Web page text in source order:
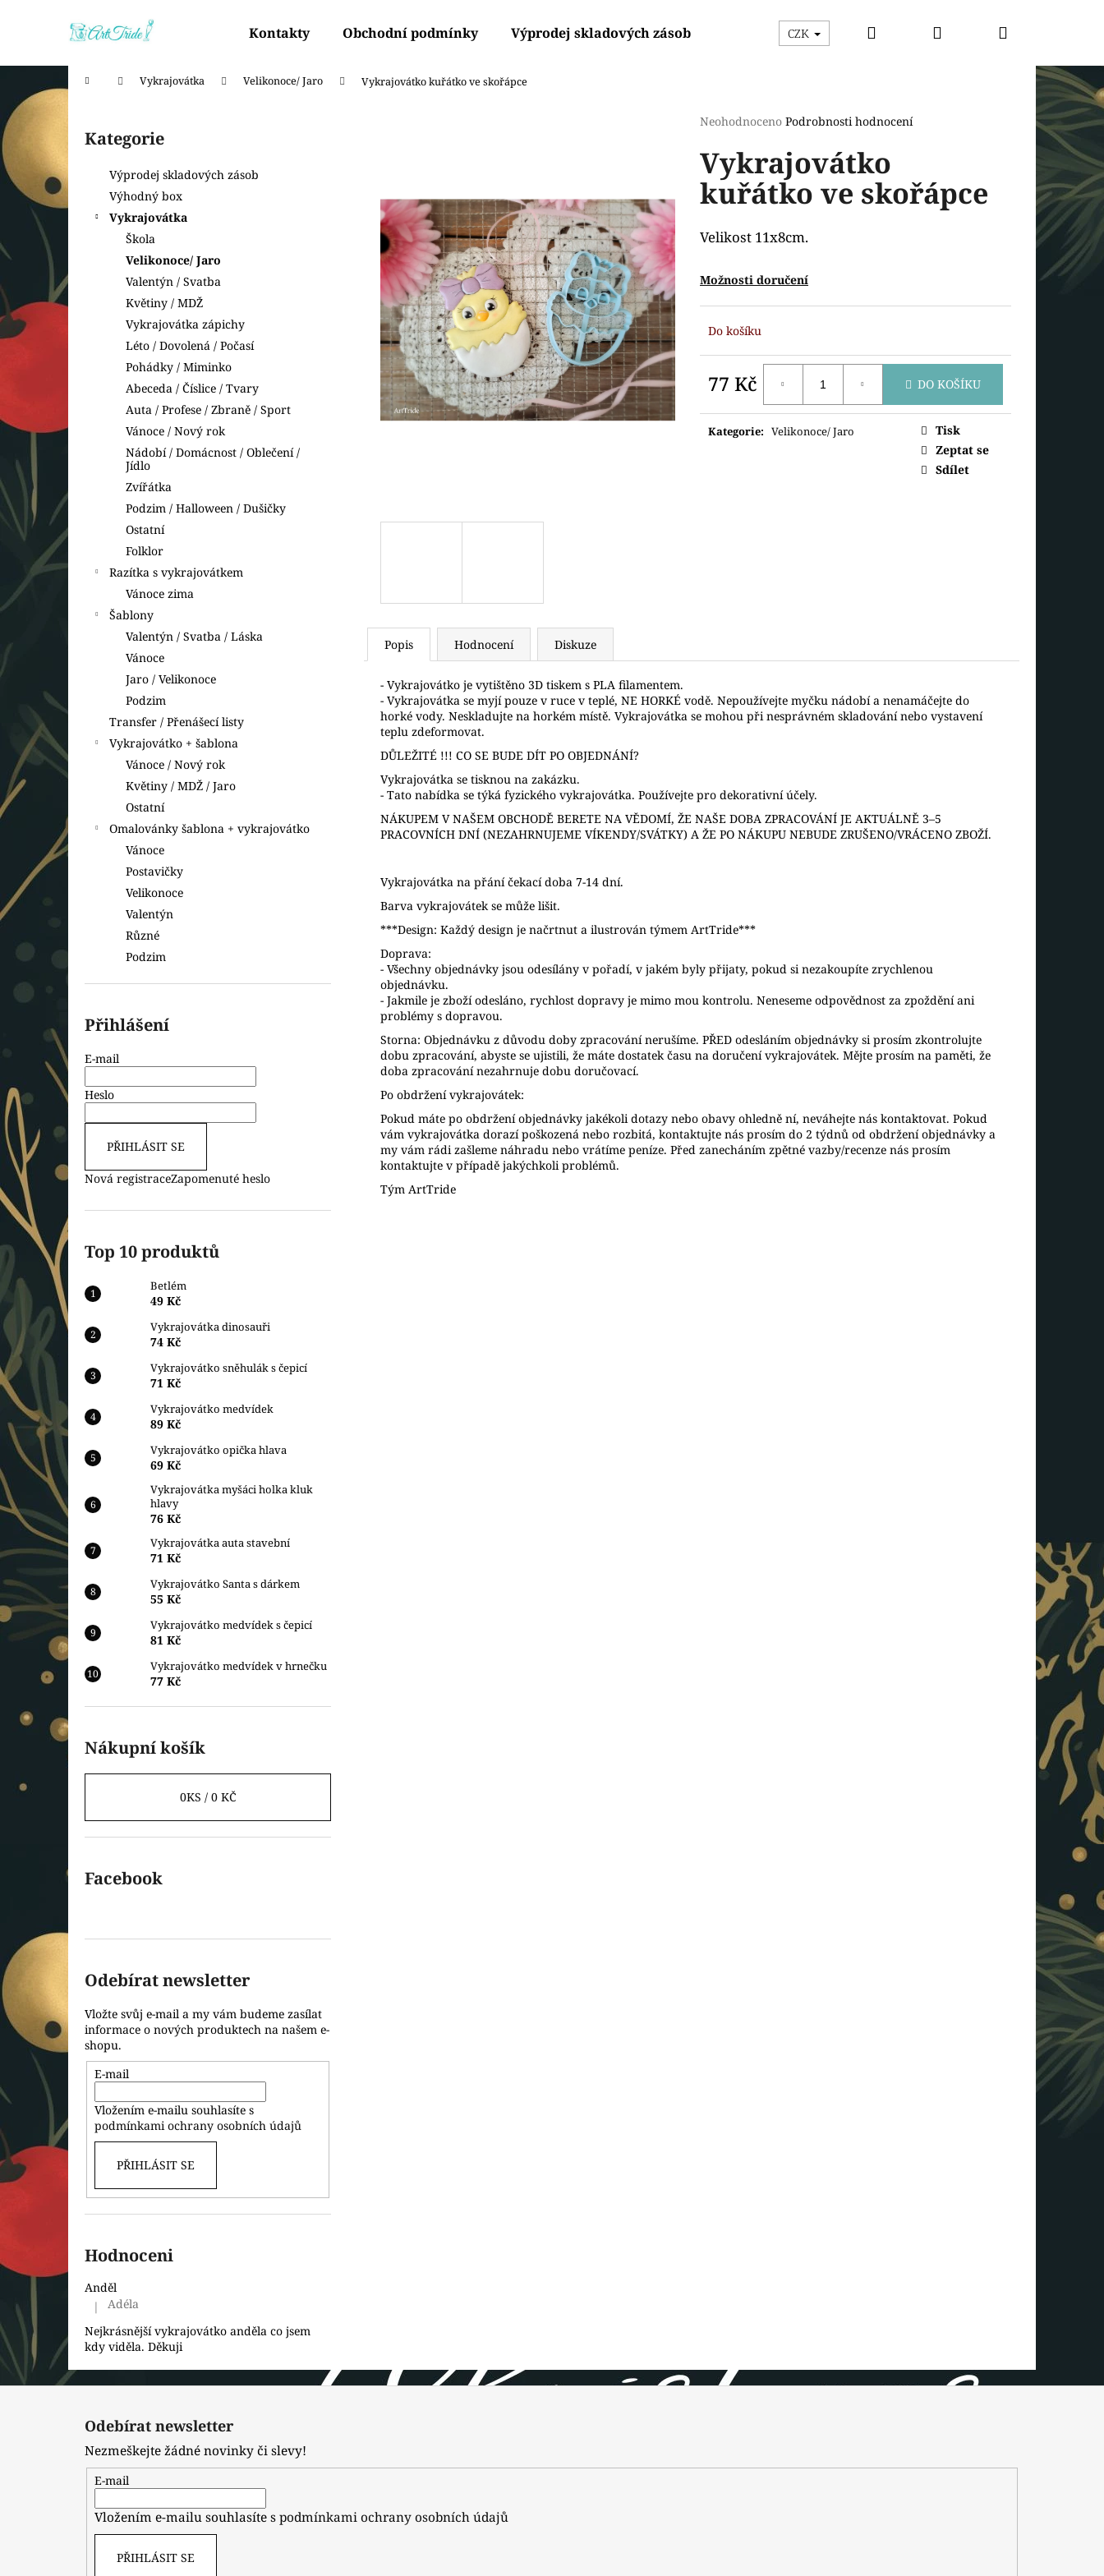
Kontakty Obchodní podmínky Výprodej skladových zásob Výhodný box Vykrajovátka Razítka s
CZK Hledat PřihlášeníNákupní
Domů Vykrajovátka Velikonoce/ Jaro Vykrajovátko kuřátko ve skořápce
t
r
a
í
p
Přeskočit
kategorie
Kategorie
Výprodej skladových zásob
Výhodný box
Vykrajovátka
Škola
Velikonoce/ Jaro
Valentýn / Svatba
Květiny / MDŽ
Vykrajovátka zápichy
Léto / Dovolená / Počasí
Pohádky / Miminko
Abeceda / Číslice / Tvary
Auta / Profese / Zbraně / Sport
Vánoce / Nový rok
Nádobí / Domácnost / Oblečení /
Jídlo
Zvířátka
Podzim / Halloween / Dušičky
Ostatní
Folklor
Razítka s vykrajovátkem
Vánoce zima
Šablony
Valentýn / Svatba / Láska
Vánoce
Jaro / Velikonoce
Podzim
Transfer / Přenášecí listy
Vykrajovátko + šablona
Vánoce / Nový rok
Květiny / MDŽ / Jaro
Ostatní
Omalovánky šablona + vykrajovátko
Vánoce
Postavičky
Velikonoce
Valentýn
Různé
Podzim
Přihlášení
E-mail
Heslo
PŘIHLÁSIT SE
Nová registraceZapomenuté heslo
Top 10 produktů
Betlém
49 Kč
Vykrajovátka dinosauři
74 Kč
Vykrajovátko sněhulák s čepicí
71 Kč
Vykrajovátko medvídek
89 Kč
Vykrajovátko opička hlava
69 Kč
Vykrajovátka myšáci holka kluk
hlavy
76 Kč
Vykrajovátka auta stavební
71 Kč
Vykrajovátko Santa s dárkem
55 Kč
Vykrajovátko medvídek s čepicí
81 Kč
Vykrajovátko medvídek v hrnečku
77 Kč
Nákupní košík
0KS / 0 KČ
Facebook
Odebírat newsletter
Vložte svůj e-mail a my vám budeme zasílat
informace o nových produktech na našem e-
shopu.
E-mail
Vložením e-mailu souhlasíte s
podmínkami ochrany osobních údajů
PŘIHLÁSIT SE
Hodnoceni
Anděl
Hodnocení produktu je 5 z 5 hvězdiček.
|
Adéla
Nejkrásnější vykrajovátko anděla co jsem
kdy viděla. Děkuji
Průměrné
produktu
je
0,0
z
hvězdiček.
Neohodnoceno Podrobnosti hodnocení
Vykrajovátko
kuřátko ve skořápce
Velikost 11x8cm.
Možnosti doručení
Do košíku
77 Kč
cena:
DO KOŠÍKU
Kategorie: Velikonoce/ Jaro
Tisk
Zeptat se
Sdílet
Popis Hodnocení Diskuze
- Vykrajovátko je vytištěno 3D tiskem s PLA filamentem.
- Vykrajovátka se myjí pouze v ruce v teplé, NE HORKÉ vodě. Nepoužívejte myčku nádobí a nenamáčejte do
horké vody. Neskladujte na horkém místě. Vykrajovátka se mohou při nesprávném skladování nebo vystavení
teplu zdeformovat.
DŮLEŽITÉ !!! CO SE BUDE DÍT PO OBJEDNÁNÍ?
Vykrajovátka se tisknou na zakázku.
- Tato nabídka se týká fyzického vykrajovátka. Používejte pro dekorativní účely.
NÁKUPEM V NAŠEM OBCHODĚ BERETE NA VĚDOMÍ, ŽE NAŠE DOBA ZPRACOVÁNÍ JE AKTUÁLNĚ 3–5
PRACOVNÍCH DNÍ (NEZAHRNUJEME VÍKENDY/SVÁTKY) A ŽE PO NÁKUPU NEBUDE ZRUŠENO/VRÁCENO ZBOŽÍ.
Vykrajovátka na přání čekací doba 7-14 dní.
Barva vykrajovátek se může lišit.
***Design: Každý design je načrtnut a ilustrován týmem ArtTride***
Doprava:
- Všechny objednávky jsou odesílány v pořadí, v jakém byly přijaty, pokud si nezakoupíte zrychlenou
objednávku.
- Jakmile je zboží odesláno, rychlost dopravy je mimo mou kontrolu. Neneseme odpovědnost za zpoždění ani
problémy s dopravou.
Storna: Objednávku z důvodu doby zpracování nerušíme. PŘED odesláním objednávky si prosím zkontrolujte
dobu zpracování, abyste se ujistili, že máte dostatek času na doručení vykrajovátek. Mějte prosím na paměti, že
doba zpracování nezahrnuje dobu doručovací.
Po obdržení vykrajovátek:
Pokud máte po obdržení objednávky jakékoli dotazy nebo obavy ohledně ní, neváhejte nás kontaktovat. Pokud
vám vykrajovátka dorazí poškozená nebo rozbitá, kontaktujte nás prosím do 2 týdnů od obdržení objednávky a
my vám rádi zašleme náhradu nebo vrátíme peníze. Před zanecháním zpětné vazby/recenze nás prosím
kontaktujte v případě jakýchkoli problémů.
Tým ArtTride
í
Zpět
do
obchodu
Zpět
do
obchodu
Co potřebujete najít?
Doporučujeme
BETLÉM
49 Kč
VYKRAJOVÁTKA DINOSAUŘI
74 Kč
VYKRAJOVÁTKO SNĚHULÁK S ČEPICÍ
71 Kč
Odebírat newsletter
Nezmeškejte žádné novinky či slevy!
E-mail
Vložením e-mailu souhlasíte spodmínkami ochrany osobních údajů
PŘIHLÁSIT SE